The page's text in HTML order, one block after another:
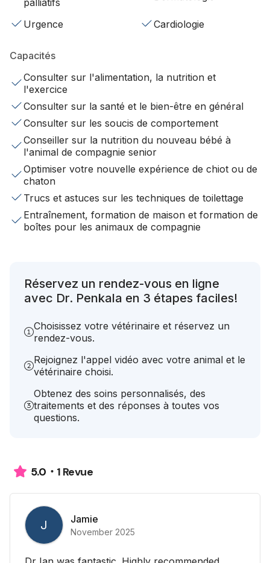
palliatifs
Urgence Cardiologie
Capacités
Consulter sur l'alimentation, la nutrition et
l'exercice
Consulter sur la santé et le bien-être en général
Consulter sur les soucis de comportement
Conseiller sur la nutrition du nouveau bébé à
l'animal de compagnie senior
Optimiser votre nouvelle expérience de chiot ou de
chaton
Trucs et astuces sur les techniques de toilettage
Entraînement, formation de maison et formation de
boîtes pour les animaux de compagnie
Réservez un rendez-vous en ligne
avec Dr. Penkala en 3 étapes faciles!
Choisissez votre vétérinaire et réservez un
rendez-vous.
Rejoignez l'appel vidéo avec votre animal et le
vétérinaire choisi.
Obtenez des soins personnalisés, des
traitements et des réponses à toutes vos
questions.
5.0 1 Revue
J Jamie
November 2025